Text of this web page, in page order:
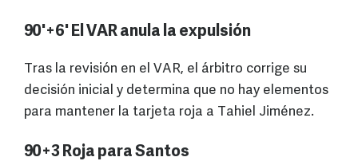
90'+6' El VAR anula la expulsión
Tras la revisión en el VAR, el árbitro corrige su
decisión inicial y determina que no hay elementos
para mantener la tarjeta roja a Tahiel Jiménez.
90+3 Roja para Santos